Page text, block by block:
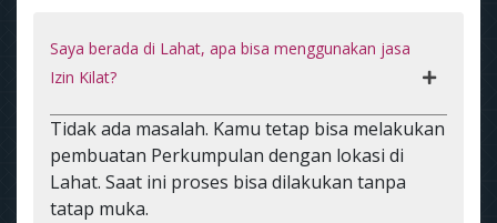
Saya berada di Lahat, apa bisa menggunakan jasa
Izin Kilat?
Tidak ada masalah. Kamu tetap bisa melakukan
pembuatan Perkumpulan dengan lokasi di
Lahat. Saat ini proses bisa dilakukan tanpa
tatap muka.